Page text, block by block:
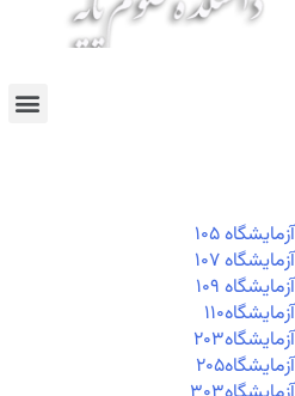
آزمايشگاه ۱۰۵
آزمايشگاه ۱۰۷
آزمايشگاه ۱۰۹
آزمايشگاه۱۱۰
آزمايشگاه۲۰۳
آزمايشگاه۲۰۵